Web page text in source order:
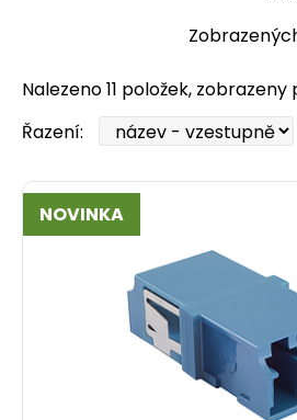
Nalezeno 11 položek, zobrazeny
Řazení:
NOVINKA